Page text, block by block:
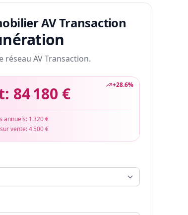
AV Transaction
réseau AV Transaction.
+28.6%
84 180 €
annuels: 1 320 €
vente:4 500 €